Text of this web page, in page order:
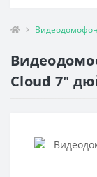
Cloud 7"